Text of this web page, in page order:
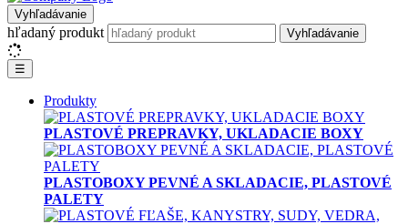
Vyhľadávanie
hľadaný produkt Vyhľadávanie
☰
Produkty
PLASTOVÉ PREPRAVKY, UKLADACIE BOXY
PLASTOBOXY PEVNÉ A SKLADACIE, PLASTOVÉ
PALETY